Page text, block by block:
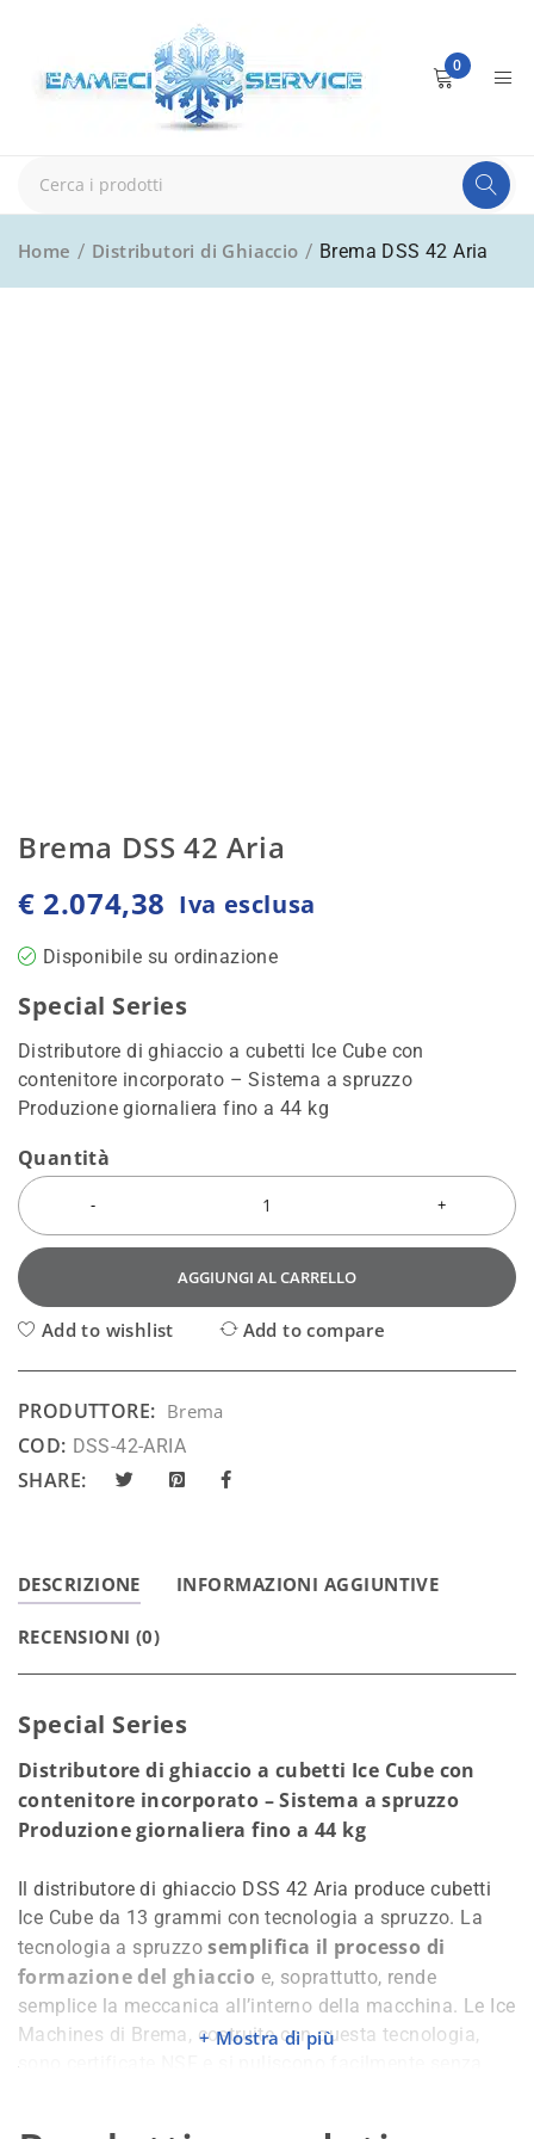
0
Home / Distributori di Ghiaccio / Brema DSS 42 Aria
Brema DSS 42 Aria
€ 2.074,38 Iva esclusa
Disponibile su ordinazione
Special Series
Distributore di ghiaccio a cubetti Ice Cube con
contenitore incorporato – Sistema a spruzzo
Produzione giornaliera fino a 44 kg
Quantità
AGGIUNGI AL CARRELLO
Add to wishlist Add to compare
PRODUTTORE: Brema
COD: DSS-42-ARIA
SHARE:
DESCRIZIONE INFORMAZIONI AGGIUNTIVE
RECENSIONI (0)
Special Series
Distributore di ghiaccio a cubetti Ice Cube con
contenitore incorporato – Sistema a spruzzo
Produzione giornaliera fino a 44 kg
Il distributore di ghiaccio DSS 42 Aria produce cubetti
Ice Cube da 13 grammi con tecnologia a spruzzo. La
tecnologia a spruzzo semplifica il processo di
formazione del ghiaccio e, soprattutto, rende
semplice la meccanica all’interno della macchina. Le Ice
Machines di Brema, costruite con questa tecnologia,
sono certificate NSF e si puliscono facilmente senza
Mostra di più